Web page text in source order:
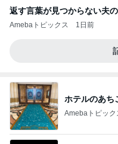
返す言葉が見つからない夫
Amebaトピックス 1日前
ホテルのあち
Amebaトピック